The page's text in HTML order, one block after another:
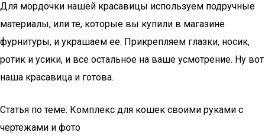
Для мордочки нашей красавицы используем подручные
материалы, или те, которые вы купили в магазине
фурнитуры, и украшаем ее. Прикрепляем глазки, носик,
ротик и усики, и все остальное на ваше усмотрение. Ну вот
наша красавица и готова.
Статья по теме: Комплекс для кошек своими руками с
чертежами и фото